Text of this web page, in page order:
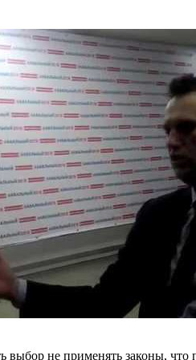
не применять законы,